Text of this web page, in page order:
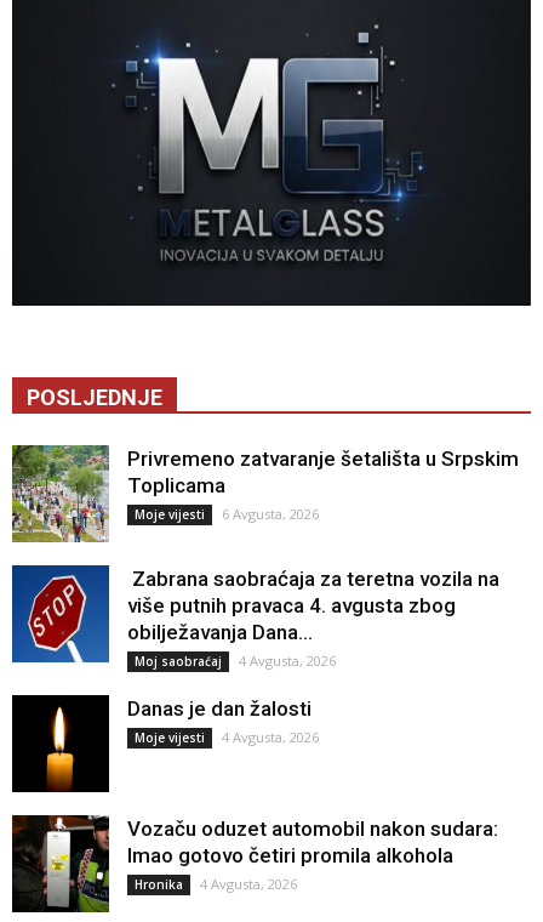
POSLJEDNJE
Privremeno zatvaranje šetališta u Srpskim
Toplicama
Moje vijesti 6 Avgusta, 2026
Zabrana saobraćaja za teretna vozila na
više putnih pravaca 4. avgusta zbog
obilježavanja Dana...
Moj saobraćaj 4 Avgusta, 2026
Danas je dan žalosti
Moje vijesti 4 Avgusta, 2026
Vozaču oduzet automobil nakon sudara:
Imao gotovo četiri promila alkohola
Hronika 4 Avgusta, 2026